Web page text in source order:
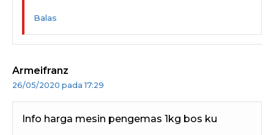
Balas
Armeifranz
26/05/2020 pada 17:29
Info harga mesin pengemas 1kg bos ku